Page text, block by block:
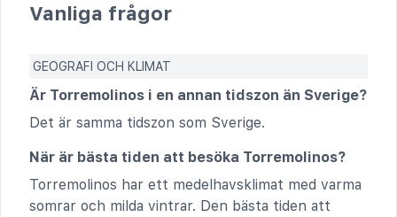
Vanliga frågor
GEOGRAFI OCH KLIMAT
Är Torremolinos i en annan tidszon än Sverige?
Det är samma tidszon som Sverige.
När är bästa tiden att besöka Torremolinos?
Torremolinos har ett medelhavsklimat med varma
somrar och milda vintrar. Den bästa tiden att